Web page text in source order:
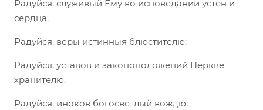
Радуйся, служивый Ему во исповедании устен и
сердца.
Радуйся, веры истинныя блюстителю;
Радуйся, уставов и законоположений Церкве
хранителю.
Радуйся, иноков богосветлый вождю;